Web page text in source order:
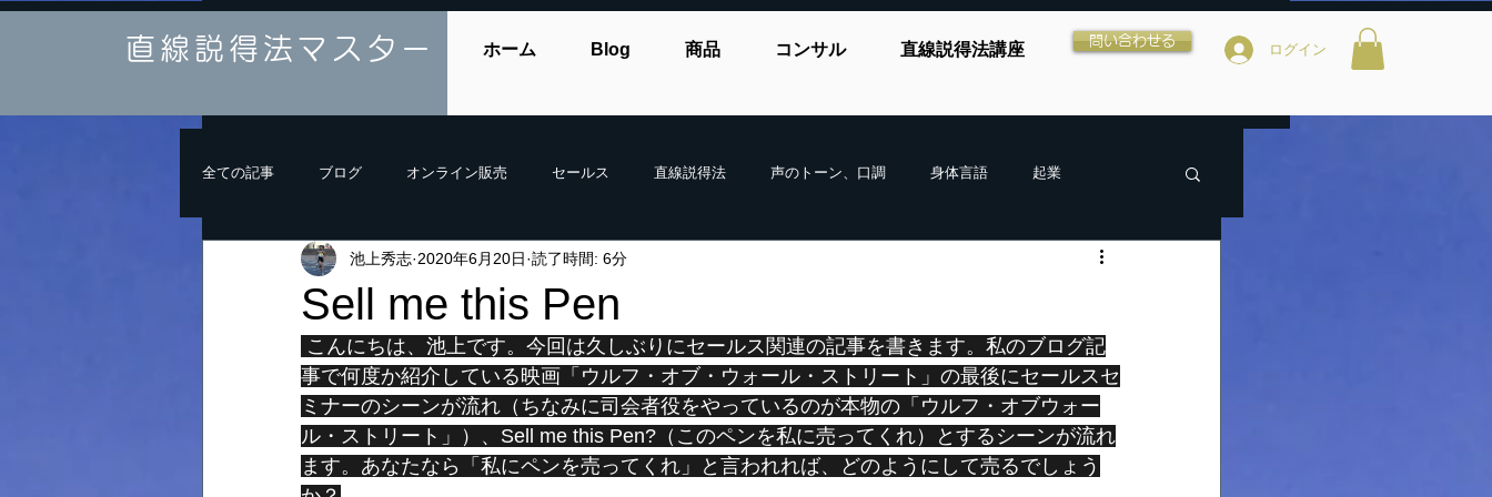
直線説得法マスター ホーム Blog 商品 コンサル 直線説得法講座 問い合わせる ログイン
全ての記事 ブログ オンライン販売 セールス 直線説得法 声のトーン、口調 身体言語 起業
Sell me this Pen
池上秀志 2020年6月20日 読了時間: 6分
事で何度か紹介している映画「ウルフ・オブ・ウォール・ストリート」の最後にセールスセ
ミナーのシーンが流れ（ちなみに司会者役をやっているのが本物の「ウルフ・オブウォー
ル・ストリート」）、Sell me this Pen?（このペンを私に売ってくれ）とするシーンが流れ
ます。あなたなら「私にペンを売ってくれ」と言われれば、どのようにして売るでしょう